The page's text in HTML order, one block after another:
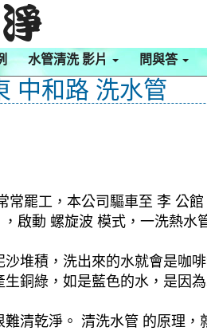
水管清洗 影片 問與答
中和路 洗水管
常罷工，本公司驅車至 李 公
啟動 螺旋波 模式，一洗熱
堆積，洗出來的水就會是咖
銅綠，如是藍色的水，是因
清乾淨。 清洗水管 的原理